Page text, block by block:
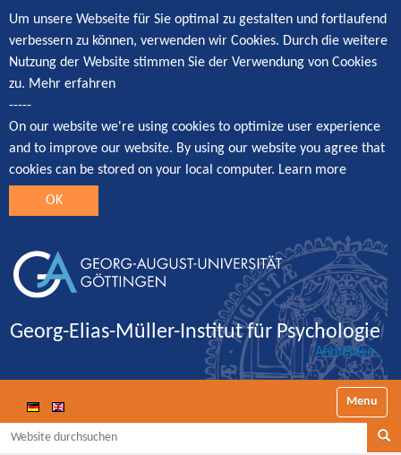
Um unsere Webseite für Sie optimal zu gestalten und fortlaufend
verbessern zu können, verwenden wir Cookies. Durch die weitere
Nutzung der Website stimmen Sie der Verwendung von Cookies
zu. Mehr erfahren
-----
On our website we're using cookies to optimize user experience
and to improve our website. By using our website you agree that
cookies can be stored on your local computer. Learn more
OK
Georg-Elias-Müller-Institut für Psychologie
Anmelden
Website durchsuchen